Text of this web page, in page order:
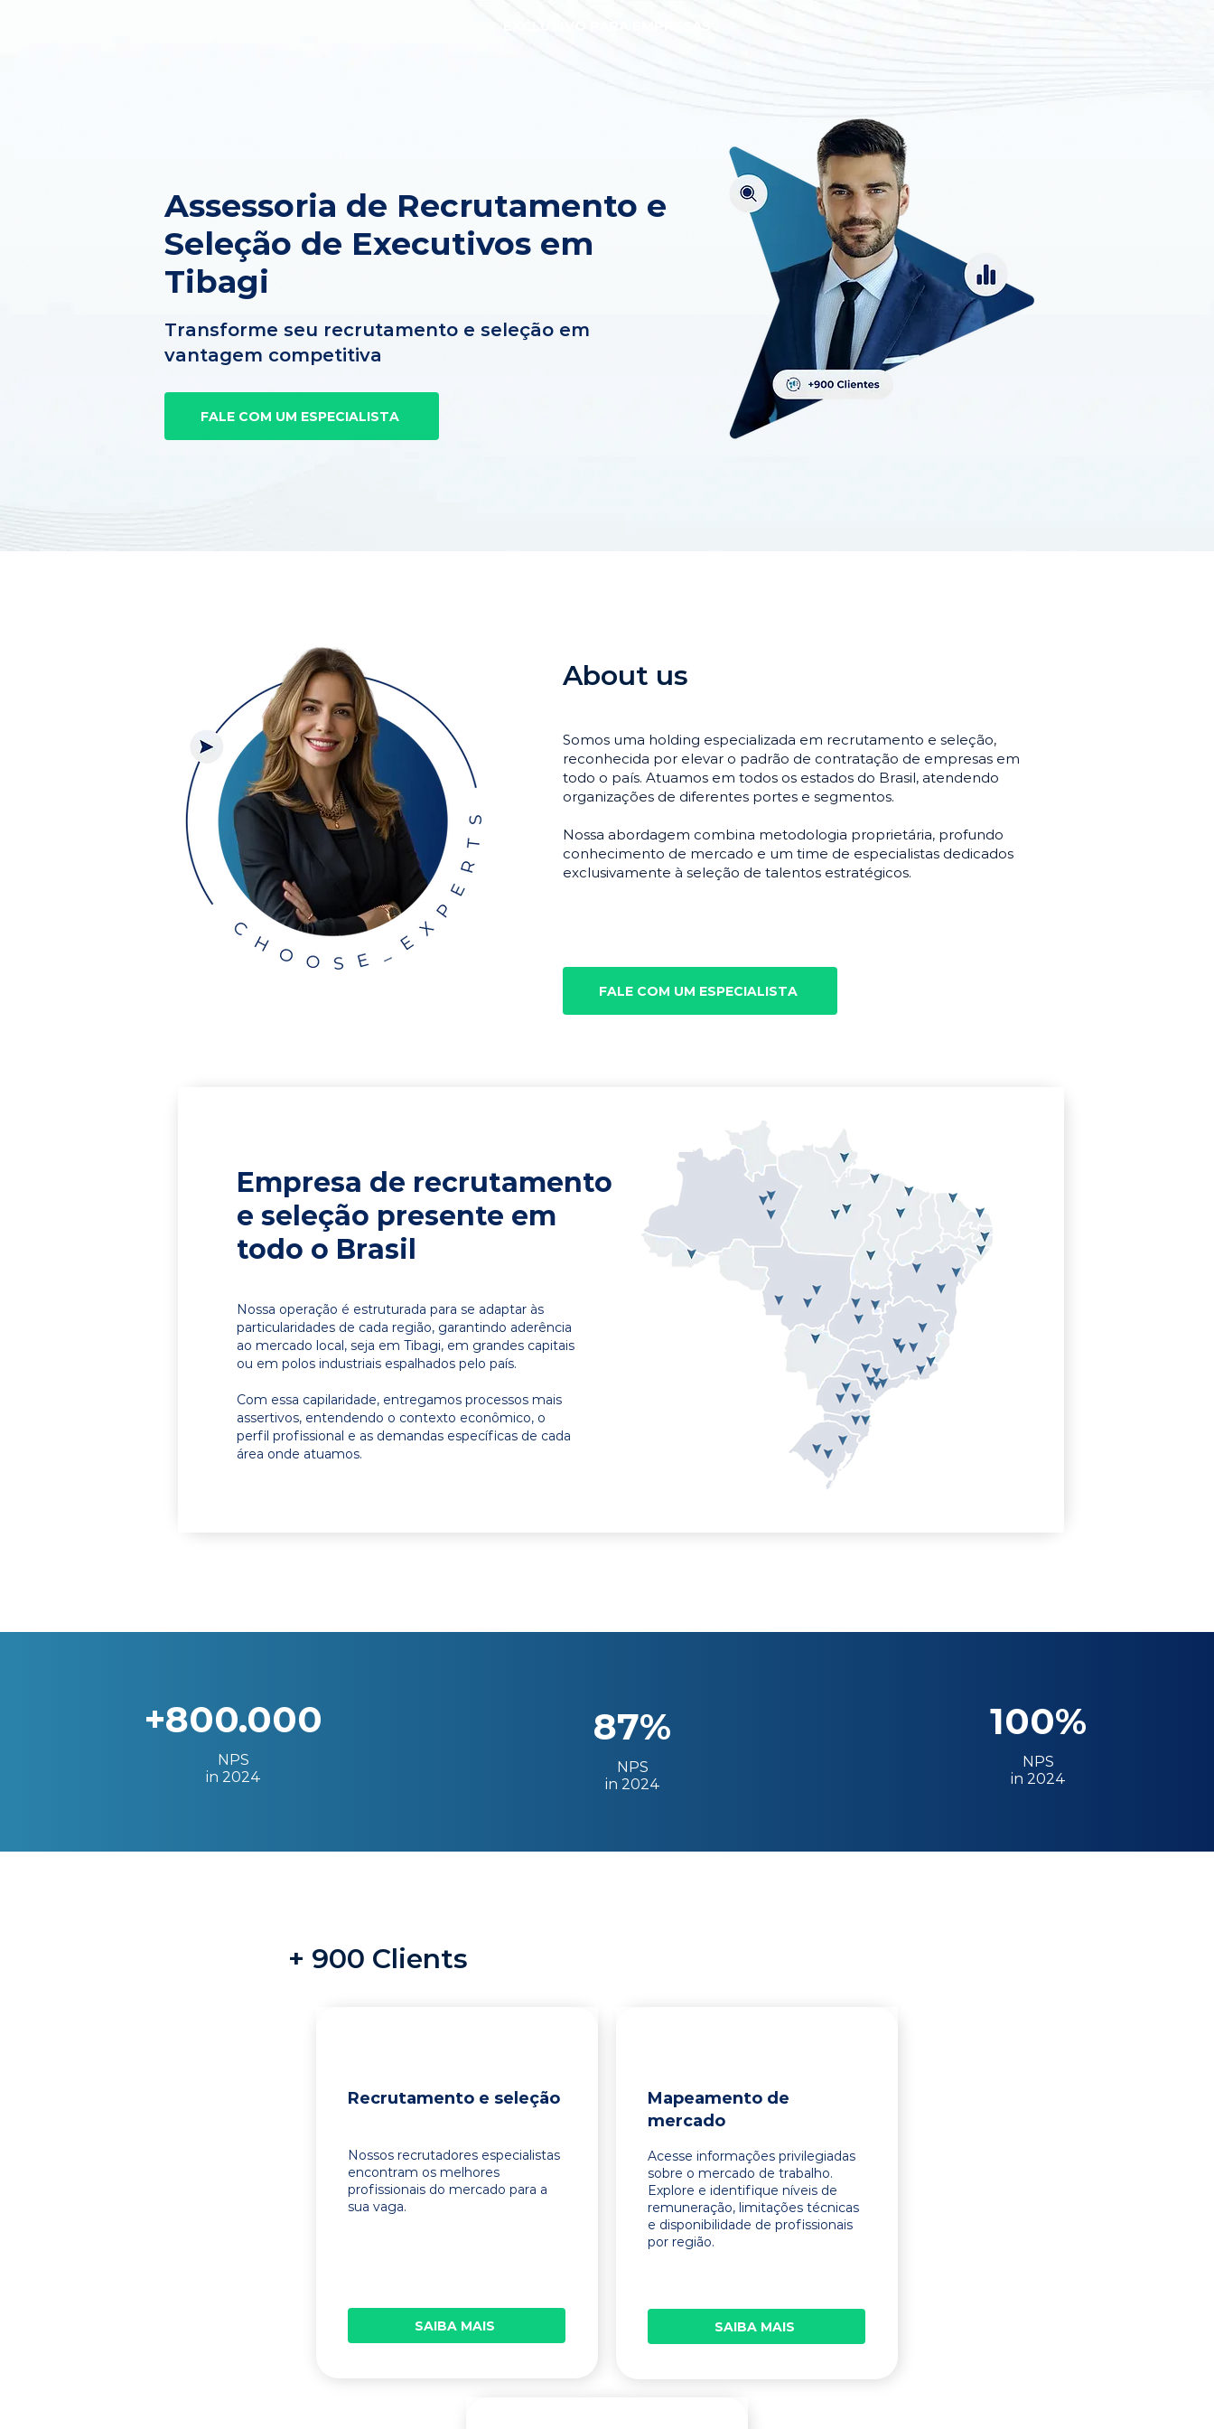
Assessoria de Recrutamento e
Seleção de Executivos em
Tibagi
Transforme seu recrutamento e seleção em
vantagem competitiva
FALE COM UM ESPECIALISTA
About us
Somos uma holding especializada em recrutamento e seleção,
reconhecida por elevar o padrão de contratação de empresas em
todo o país. Atuamos em todos os estados do Brasil, atendendo
organizações de diferentes portes e segmentos.
Nossa abordagem combina metodologia proprietária, profundo
conhecimento de mercado e um time de especialistas dedicados
exclusivamente à seleção de talentos estratégicos.
FALE COM UM ESPECIALISTA
Empresa de recrutamento
e seleção presente em
todo o Brasil
Nossa operação é estruturada para se adaptar às
particularidades de cada região, garantindo aderência
ao mercado local, seja em Tibagi, em grandes capitais
ou em polos industriais espalhados pelo país.
Com essa capilaridade, entregamos processos mais
assertivos, entendendo o contexto econômico, o
perfil profissional e as demandas específicas de cada
área onde atuamos.
+800.000
NPS
in 2024
87%
NPS
in 2024
100%
NPS
in 2024
+ 900 Clients
Recrutamento e seleção
Nossos recrutadores especialistas
encontram os melhores
profissionais do mercado para a
sua vaga.
SAIBA MAIS
Mapeamento de
mercado
Acesse informações privilegiadas
sobre o mercado de trabalho.
Explore e identifique níveis de
remuneração, limitações técnicas
e disponibilidade de profissionais
por região.
SAIBA MAIS